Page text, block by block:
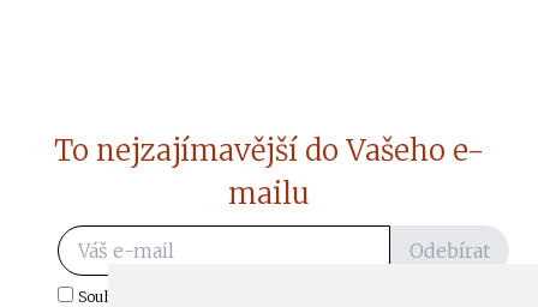
To nejzajímavější do Vašeho e-
mailu
Odebírat
Souhlasím s odběrem důležitých zpráv ze ČtiDoma.cz do mé e-